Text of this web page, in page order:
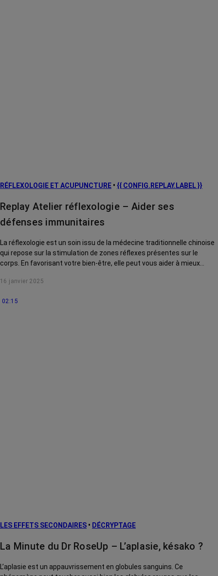
RÉFLEXOLOGIE ET ACUPUNCTURE • {{ CONFIG.REPLAY.LABEL }}
Replay Atelier réflexologie – Aider ses
défenses immunitaires
La réflexologie est un soin issu de la médecine traditionnelle chinoise
qui repose sur la stimulation de zones réflexes présentes sur le
corps. En favorisant votre bien-être, elle peut vous aider à mieux
Aujourd’hui, nous verrons comment elle pourrait aider notre système
agressions extérieures, souvent fragilisé par les traitements contre
16 janvier 2025
02:15
LES EFFETS SECONDAIRES • DÉCRYPTAGE
La Minute du Dr RoseUp – L’aplasie, késako ?
L’aplasie est un appauvrissement en globules sanguins. Ce